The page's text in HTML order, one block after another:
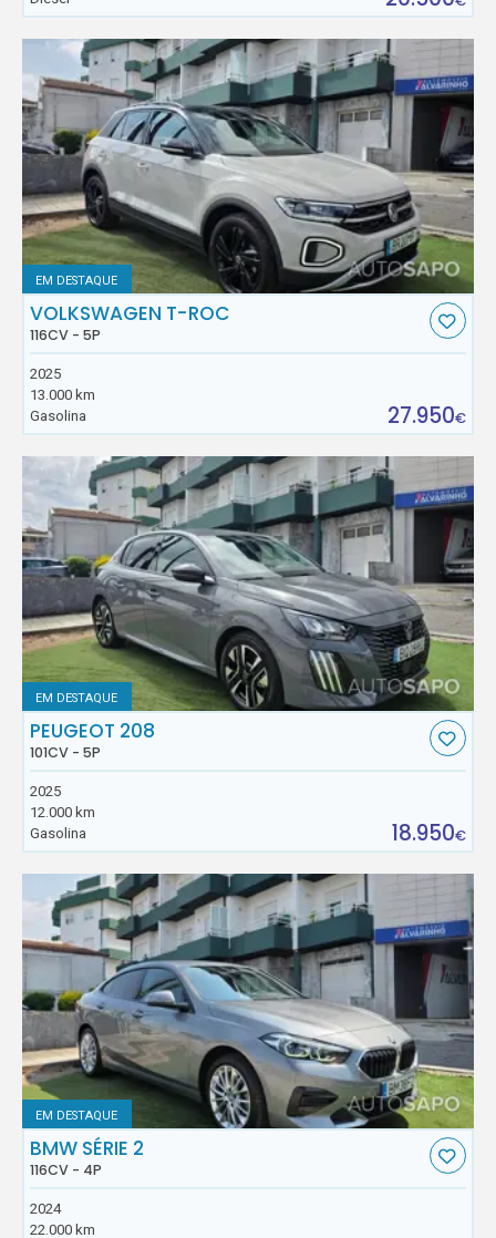
EM DESTAQUE
VOLKSWAGEN T-ROC
116CV - 5P
2025
13.000 km
Gasolina
27.950€
EM DESTAQUE
PEUGEOT 208
101CV - 5P
2025
12.000 km
Gasolina
18.950€
EM DESTAQUE
BMW SÉRIE 2
116CV - 4P
2024
22.000 km